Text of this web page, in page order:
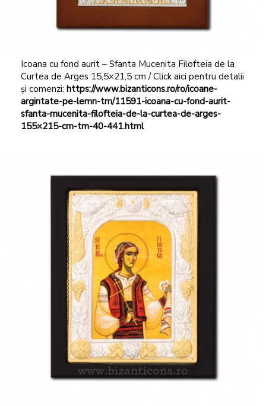
Icoana cu fond aurit – Sfanta Mucenita Filofteia de la
Curtea de Arges 15,5×21,5 cm / Click aici pentru detalii
și comenzi: https://www.bizanticons.ro/ro/icoane-
argintate-pe-lemn-tm/11591-icoana-cu-fond-aurit-
sfanta-mucenita-filofteia-de-la-curtea-de-arges-
155×215-cm-tm-40-441.html